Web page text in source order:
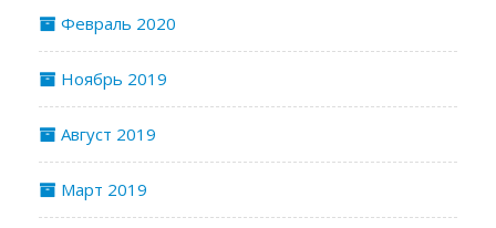
Февраль 2020
Ноябрь 2019
Август 2019
Март 2019